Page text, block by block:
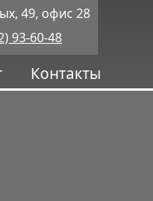
49, офис 28
93-60-48
Контакты